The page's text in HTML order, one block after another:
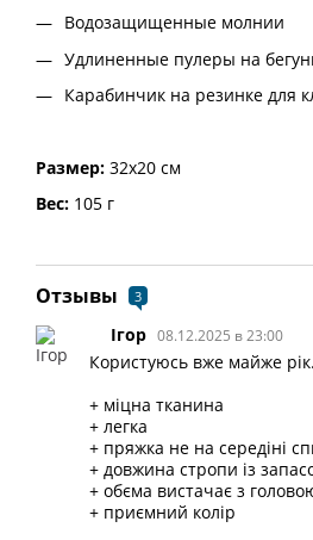
Водозащищенные молнии
Удлиненные пулеры на
Карабинчик на резинке для
Размер: 32х20 см
Вес: 105 г
Отзывы 3
Ігор 08.12.2025 в 23:00
Користуюсь вже майже рік.
+ міцна тканина
+ легка
+ пряжка не на середіні
+ довжина стропи із
+ обєма вистачає з
+ приємний колір